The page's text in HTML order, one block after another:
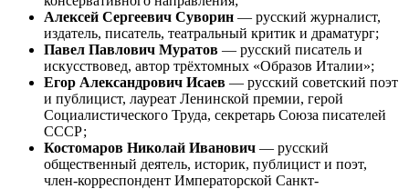
Алексей Сергеевич Суворин — русский журналист,
издатель, писатель, театральный критик и драматург;
Павел Павлович Муратов — русский писатель и
искусствовед, автор трёхтомных «Образов Италии»;
Егор Александрович Исаев — русский советский поэт
и публицист, лауреат Ленинской премии, герой
Социалистического Труда, секретарь Союза писателей
СССР;
Костомаров Николай Иванович — русский
общественный деятель, историк, публицист и поэт,
член-корреспондент Императорской Санкт-